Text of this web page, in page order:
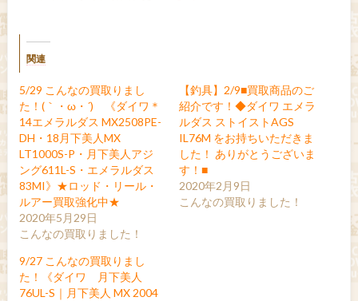
関連
5/29 こんなの買取りまし
た！(｀・ω・´)ゞ《ダイワ＊
14エメラルダス MX2508PE-
DH・18月下美人MX
LT1000S-P・月下美人アジ
ング611L-S・エメラルダス
83MI》★ロッド・リール・
ルアー買取強化中★
2020年5月29日
こんなの買取りました！
【釣具】2/9■買取商品のご
紹介です！◆ダイワ エメラ
ルダス ストイストAGS
IL76M をお持ちいただきま
した！ ありがとうございま
す！■
2020年2月9日
こんなの買取りました！
9/27 こんなの買取りまし
た！《ダイワ 月下美人
76UL-S｜月下美人 MX 2004